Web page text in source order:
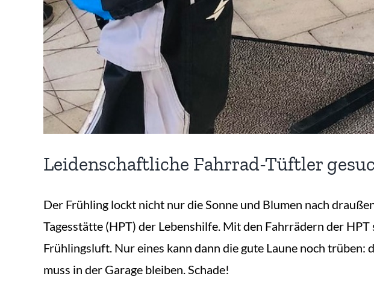
Leidenschaftliche Fahrrad-Tüftler
Der Frühling lockt nicht nur die Sonne und Blumen nach
Tagesstätte (HPT) der Lebenshilfe. Mit den Fahrrädern der
Frühlingsluft. Nur eines kann dann die gute Laune noch
muss in der Garage bleiben. Schade!